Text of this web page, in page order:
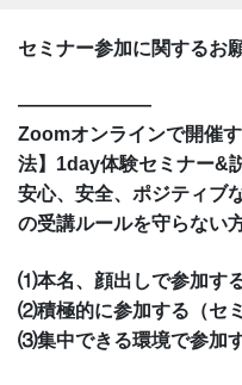
セミナー参加に関するお
———————
Zoomオンラインで開催
法】1day体験セミナー&
安心、安全、ポジティブ
の受講ルールを守らない
⑴本名、顔出しで参加す
⑵積極的に参加する（セ
⑶集中できる環境で参加